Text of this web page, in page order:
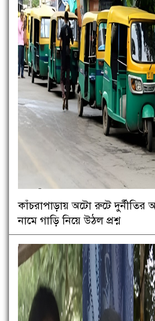
কাঁচরাপাড়ায় অটো রুটে দুর্নীতির
নামে গাড়ি নিয়ে উঠল প্রশ্ন